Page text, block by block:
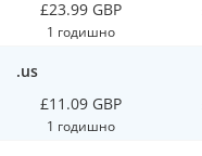
£23.99 GBP
1 годишно
.us
£11.09 GBP
1 годишно